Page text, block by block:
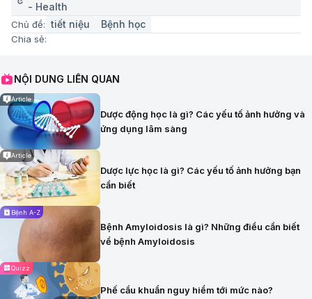
- Health
Chủ đề: tiết niệu Bệnh học
Chia sẻ:
NỘI DUNG LIÊN QUAN
Article
Dược động học là gì? Các yếu tố ảnh hưởng và
ứng dụng lâm sàng
Article
Dược lực học là gì? Các yếu tố ảnh hưởng bạn
cần biết
Bệnh A-Z
Bệnh Amyloidosis là gì? Những điều cần biết
về bệnh Amyloidosis
Quizz
Phế cầu khuẩn nguy hiểm tới mức nào?